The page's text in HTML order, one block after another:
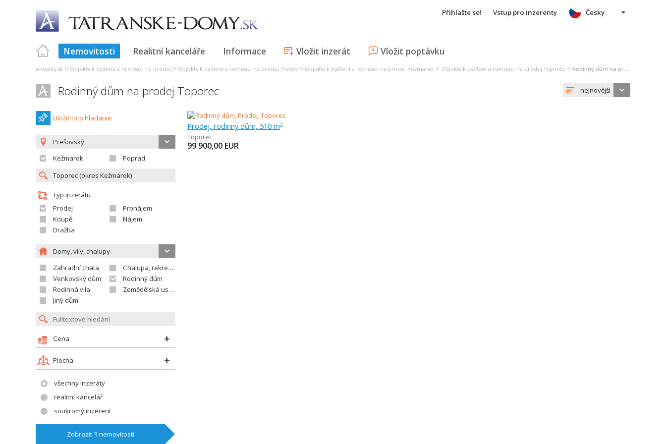
Přihlašte se! Vstup pro inzerenty
Nemovitosti Realitní kanceláře Informace Vložit inzerát Vložit poptávku
Česky
AReality.sk > Objekty k bydlení a rekreaci na prodej > Objekty k bydlení a rekreaci na prodej Prešov > Objekty k bydlení a rekreaci na prodej Kežmarok > Objekty k bydlení a rekreaci na prodej Toporec > Rodinný dům na prodej Toporec
Rodinný dům na prodej Toporec nejnovější
Uložiť toto hladanie
Prešovský
Kežmarok
Poprad
Typ inzerátu
Prodej
Pronájem
Koupě
Nájem
Dražba
Domy, vily, chalupy
Zahradní chata
Chalupa, rekreační domek
Venkovský dům
Rodinný dům
Rodinná vila
Zemědělská usedlost
Jiný dům
Cena
Plocha
všechny inzeráty
realitní kancelář
soukromý inzerent
Zobrazit 1 nemovitostí
Prodej, rodinný dům, 510 m2
Toporec
99 900,00 EUR